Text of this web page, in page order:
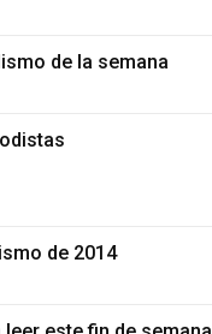
de la semana
de 2014